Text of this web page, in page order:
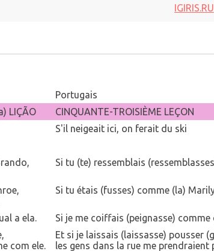
IGIRIS.RU
Portugais
LIÇÃO
CINQUANTE-TROISIÈME LEÇON
S'il neigeait ici, on ferait du ski
Si tu (te) ressemblais
Si tu étais (fusses) comme (la)
a ela.
Si je me coiffais (peignasse)
com ele.
Et si je laissais (laissasse) pousser
les gens dans la rue me